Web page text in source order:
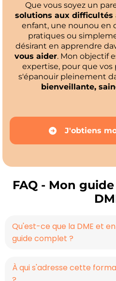
Que vous soyez un
solutions aux difficultés
enfant, une nounou en
pratiques ou
désirant en apprendre
vous aider. Mon objectif
expertise, pour que
s'épanouir pleinement
bienveillante,
J'obtiens
FAQ - Mon
Qu'est-ce que la DME et
guide complet ?
encourage les bébés à
À qui s'adresse cette